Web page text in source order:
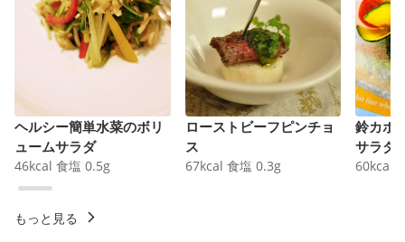
ヘルシー簡単水菜のボリ
ュームサラダ
46kcal 食塩 0.5g
ローストビーフピンチョ
ス
67kcal 食塩 0.3g
鈴カボ
サラダ
60kcal
もっと見る